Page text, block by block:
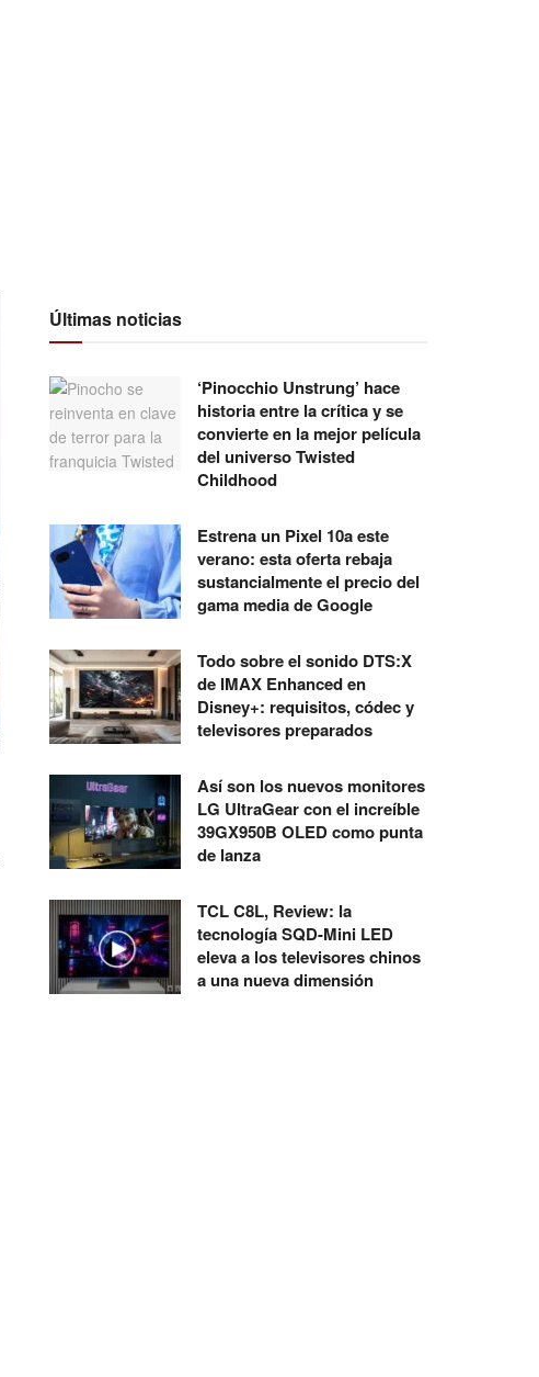
Últimas noticias
‘Pinocchio Unstrung’ hace
historia entre la crítica y se
convierte en la mejor película
del universo Twisted
Childhood
Estrena un Pixel 10a este
verano: esta oferta rebaja
sustancialmente el precio del
gama media de Google
Todo sobre el sonido DTS:X
de IMAX Enhanced en
Disney+: requisitos, códec y
televisores preparados
Así son los nuevos monitores
LG UltraGear con el increíble
39GX950B OLED como punta
de lanza
TCL C8L, Review: la
tecnología SQD-Mini LED
eleva a los televisores chinos
a una nueva dimensión